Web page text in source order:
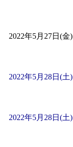
2022年5月27日(金)
2022年5月28日(土)
2022年5月28日(土)